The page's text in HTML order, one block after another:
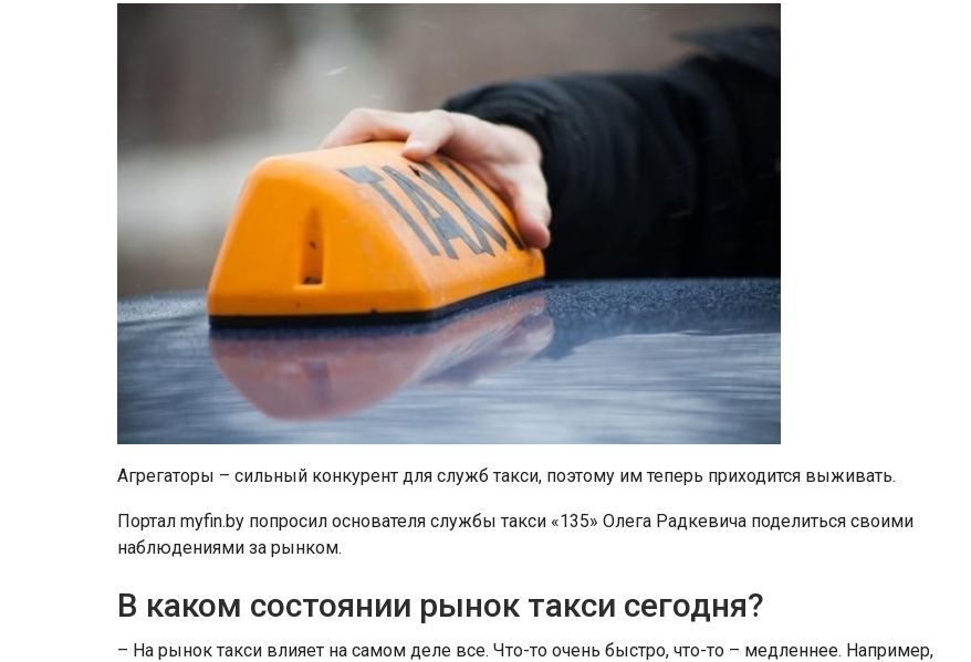
Агрегаторы – сильный конкурент для служб такси, поэтому им теперь приходится выживать.
Портал myfin.by попросил основателя службы такси «135» Олега Радкевича поделиться своими
наблюдениями за рынком.
В каком состоянии рынок такси сегодня?
– На рынок такси влияет на самом деле все. Что-то очень быстро, что-то – медленнее. Например,